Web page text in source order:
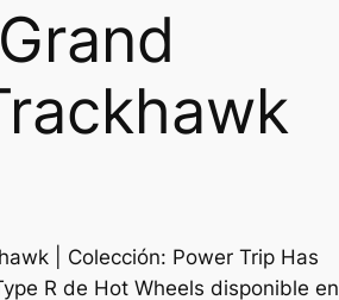
| Colección: Power Trip Has
R de Hot Wheels disponible en